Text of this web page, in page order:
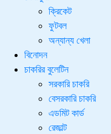
ক্রিকেট
ফুটবল
অন্যান্য খেলা
বিনোদন
চাকরির বুলেটিন
সরকারি চাকরি
বেসরকারি চাকরি
এডমিট কার্ড
রেজাল্ট